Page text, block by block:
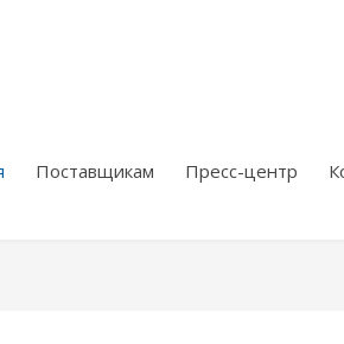
Поставщикам Пресс-центр